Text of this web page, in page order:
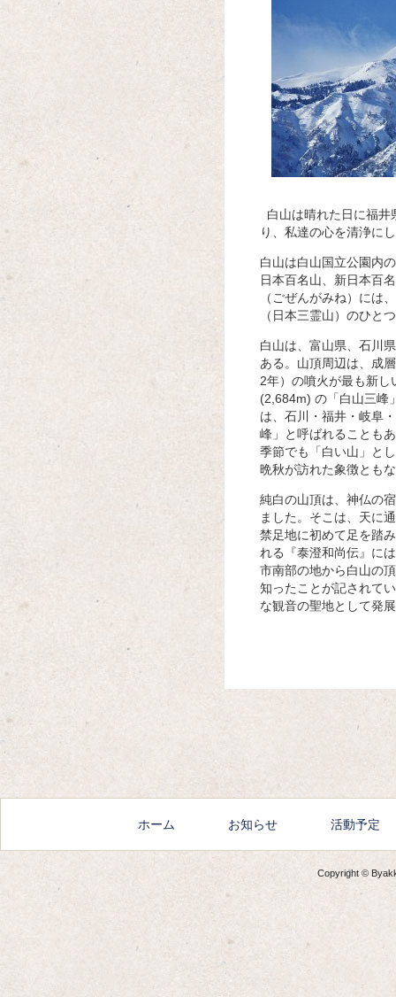
白山は晴れた日に福井
り、私達の心を清浄に
白山は白山国立公園内
日本百名山、新日本百
（ごぜんがみね）には
（日本三霊山）のひと
白山は、富山県、石川
ある。山頂周辺は、成
2年）の噴火が最も新
(2,684m) の「白山三峰
は、石川・福井・岐阜
峰」と呼ばれることも
季節でも「白い山」と
晩秋が訪れた象徴とも
純白の山頂は、神仏の
ました。そこは、天に
禁足地に初めて足を踏
れる『泰澄和尚伝』に
市南部の地から白山の
知ったことが記されて
な観音の聖地として発
ホーム お知らせ 活動予定
Copyright ©